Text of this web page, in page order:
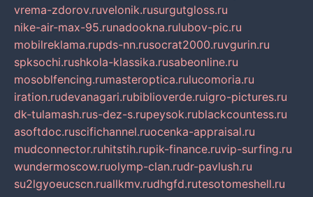
vrema-zdorov.ruvelonik.rusurgutgloss.ru
nike-air-max-95.runadookna.rulubov-pic.ru
mobilreklama.rupds-nn.rusocrat2000.ruvgurin.ru
spksochi.rushkola-klassika.rusabeonline.ru
mosoblfencing.rumasteroptica.rulucomoria.ru
iration.rudevanagari.rubiblioverde.ruigro-pictures.ru
dk-tulamash.rus-dez-s.rupeysok.rublackcountess.ru
asoftdoc.ruscifichannel.ruocenka-appraisal.ru
mudconnector.ruhitstih.rupik-finance.ruvip-surfing.ru
wundermoscow.ruolymp-clan.rudr-pavlush.ru
su2lgyoeucscn.ruallkmv.rudhgfd.rutesotomeshell.ru